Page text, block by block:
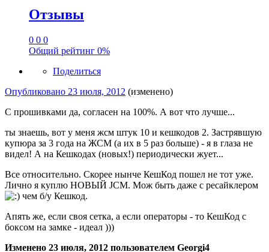
Отзывы
0 0 0
Общий рейтинг 0%
Поделиться
Опубликовано 23 июля, 2012 (изменено)
С прошивками да, согласен на 100%. А вот что лучше...
ты знаешь, вот у меня жсм штук 10 и кешкодов 2. Застрявшую
купюра за 3 года на ЖСМ (а их в 5 раз больше) - я в глаза не
видел! А на Кешкодах (новых!) периодически жует...
Все относительно. Скорее нынче КешКод пошел не тот уже.
Лично я куплю НОВЫЙ JCM. Мож быть даже с ресайклером
чем б/у Кешкод.
Апять же, если своя сетка, а если операторы - то КешКод с
боксом на замке - идеал )))
Изменено 23 июля, 2012 пользователем Georgi4